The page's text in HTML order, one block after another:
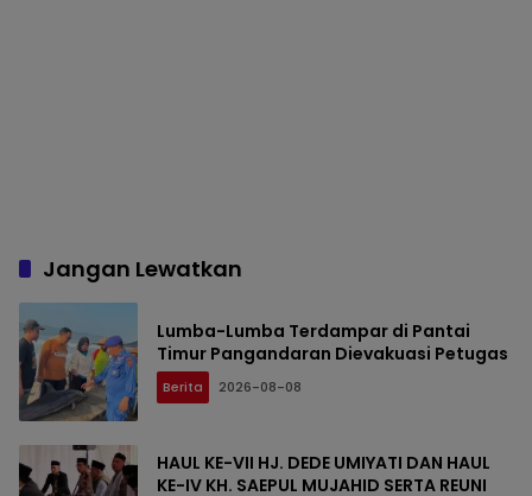
Jangan Lewatkan
Lumba-Lumba Terdampar di Pantai
Timur Pangandaran Dievakuasi Petugas
Berita 2026-08-08
HAUL KE-VII HJ. DEDE UMIYATI DAN HAUL
KE-IV KH. SAEPUL MUJAHID SERTA REUNI